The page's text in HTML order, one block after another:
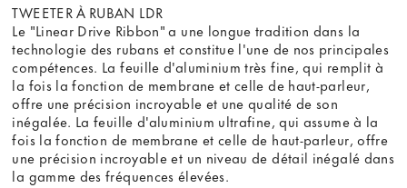
TWEETER À RUBAN LDR
Le "Linear Drive Ribbon" a une longue tradition dans la
technologie des rubans et constitue l'une de nos principales
compétences. La feuille d'aluminium très fine, qui remplit à
la fois la fonction de membrane et celle de haut-parleur,
offre une précision incroyable et une qualité de son
inégalée. La feuille d'aluminium ultrafine, qui assume à la
fois la fonction de membrane et celle de haut-parleur, offre
une précision incroyable et un niveau de détail inégalé dans
la gamme des fréquences élevées.